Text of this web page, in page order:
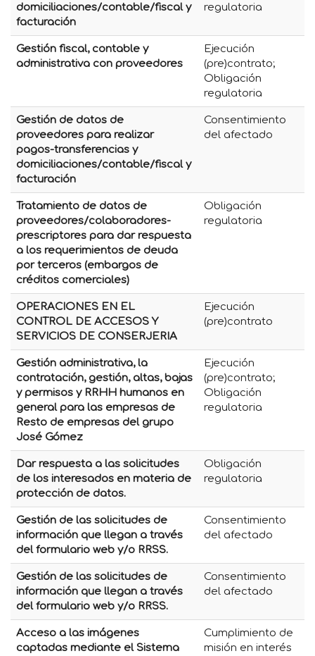
domiciliaciones/contable/fiscal y
facturación
regulatoria
Gestión fiscal, contable y
administrativa con proveedores
Ejecución
(pre)contrato;
Obligación
regulatoria
Gestión de datos de
proveedores para realizar
pagos-transferencias y
domiciliaciones/contable/fiscal y
facturación
Consentimiento
del afectado
Tratamiento de datos de
proveedores/colaboradores-
prescriptores para dar respuesta
a los requerimientos de deuda
por terceros (embargos de
créditos comerciales)
Obligación
regulatoria
OPERACIONES EN EL
CONTROL DE ACCESOS Y
SERVICIOS DE CONSERJERIA
Ejecución
(pre)contrato
Gestión administrativa, la
contratación, gestión, altas, bajas
y permisos y RRHH humanos en
general para las empresas de
Resto de empresas del grupo
José Gómez
Ejecución
(pre)contrato;
Obligación
regulatoria
Dar respuesta a las solicitudes
de los interesados en materia de
protección de datos.
Obligación
regulatoria
Gestión de las solicitudes de
información que llegan a través
del formulario web y/o RRSS.
Consentimiento
del afectado
Gestión de las solicitudes de
información que llegan a través
del formulario web y/o RRSS.
Consentimiento
del afectado
Acceso a las imágenes
captadas mediante el Sistema
Cumplimiento de
misión en interés